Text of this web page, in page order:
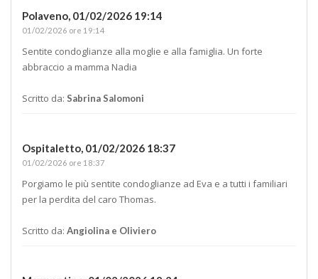
Polaveno, 01/02/2026 19:14
01/02/2026 ore 19:14
Sentite condoglianze alla moglie e alla famiglia. Un forte
abbraccio a mamma Nadia
Scritto da: Sabrina Salomoni
Ospitaletto, 01/02/2026 18:37
01/02/2026 ore 18:37
Porgiamo le più sentite condoglianze ad Eva e a tutti i familiari
per la perdita del caro Thomas.
Scritto da: Angiolina e Oliviero